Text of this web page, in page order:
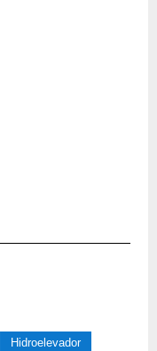
Hidroelevador